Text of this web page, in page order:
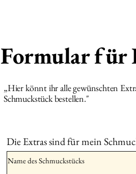
Formular für
„Hier könnt ihr alle gewünschten
Schmuckstück bestellen."
Die Extras sind für mein